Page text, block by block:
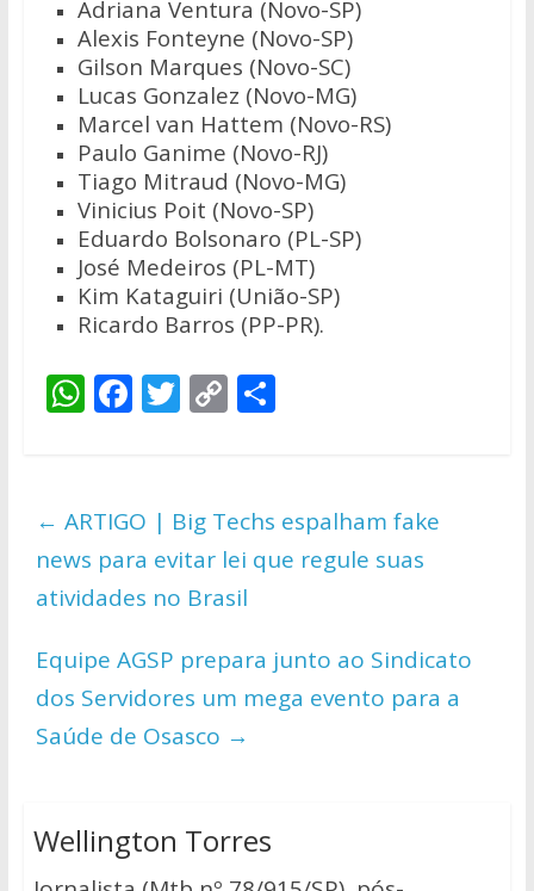
Adriana Ventura (Novo-SP)
Alexis Fonteyne (Novo-SP)
Gilson Marques (Novo-SC)
Lucas Gonzalez (Novo-MG)
Marcel van Hattem (Novo-RS)
Paulo Ganime (Novo-RJ)
Tiago Mitraud (Novo-MG)
Vinicius Poit (Novo-SP)
Eduardo Bolsonaro (PL-SP)
José Medeiros (PL-MT)
Kim Kataguiri (União-SP)
Ricardo Barros (PP-PR).
W
s
A
p
p
F
b
o
o
k
T
er
C
y
Li
n
k
S
e
← ARTIGO | Big Techs espalham fake
news para evitar lei que regule suas
atividades no Brasil
Equipe AGSP prepara junto ao Sindicato
dos Servidores um mega evento para a
Saúde de Osasco →
Wellington Torres